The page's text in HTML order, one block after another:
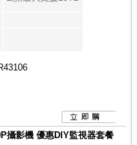
攝影機 優惠DIY監視器套餐